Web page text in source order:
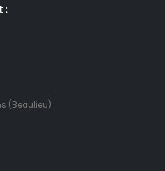
:
(Beaulieu)